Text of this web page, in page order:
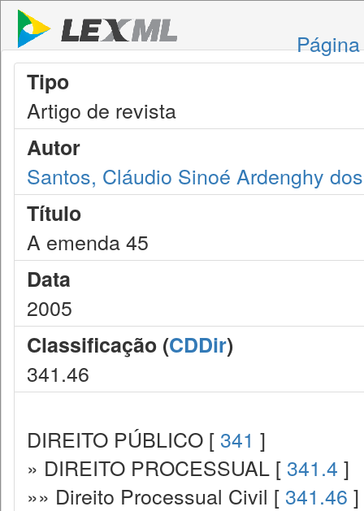
Tipo
Artigo de revista
Autor
Santos, Cláudio Sinoé Ardenghy dos
Título
A emenda 45
Data
2005
Classificação (CDDir)
341.46
DIREITO PÚBLICO [ 341 ]
» DIREITO PROCESSUAL [ 341.4 ]
»» Direito Processual Civil [ 341.46 ]